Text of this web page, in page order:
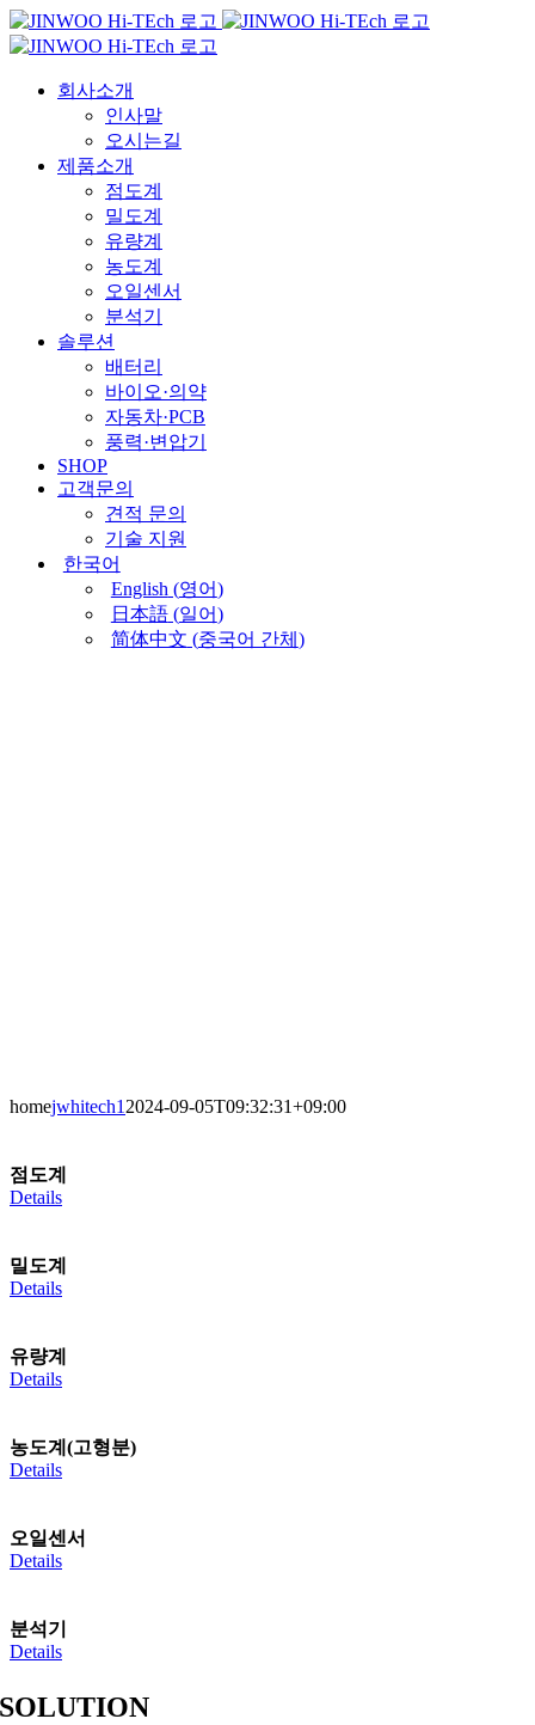
Skip
to
content
회사소개
인사말
오시는길
제품소개
점도계
밀도계
유량계
농도계
오일센서
분석기
솔루션
배터리
바이오·의약
자동차·PCB
풍력·변압기
SHOP
고객문의
견적 문의
기술 지원
한국어
English (영어)
日本語(일어)
简体中文 (중국어 간체 )
homejwhitech1 2024-09-05T09:32:31+09:00
점도계
Details
밀도계
Details
유량계
Details
농도계 (고형분)
Details
오일센서
Details
분석기
Details
SOLUTION